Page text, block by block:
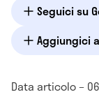
Seguici su
Aggiungici
Data articolo –